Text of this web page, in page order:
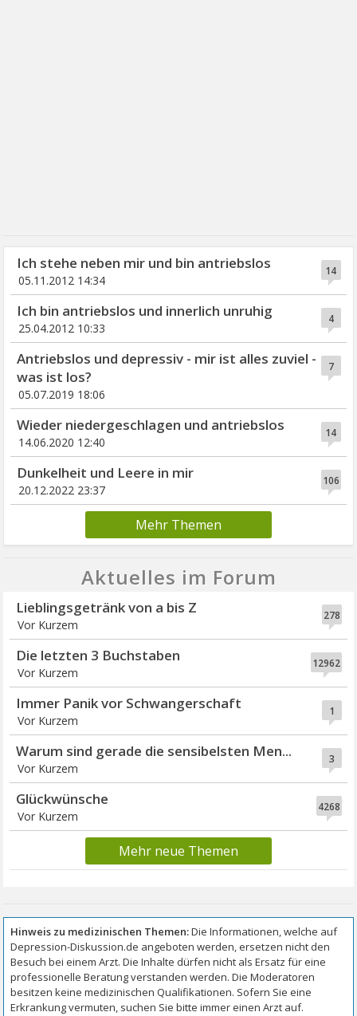
14
Ich stehe neben mir und bin antriebslos
05.11.2012 14:34
4
Ich bin antriebslos und innerlich unruhig
25.04.2012 10:33
7
Antriebslos und depressiv - mir ist alles zuviel -
was ist los?
05.07.2019 18:06
14
Wieder niedergeschlagen und antriebslos
14.06.2020 12:40
106
Dunkelheit und Leere in mir
20.12.2022 23:37
Mehr Themen
Aktuelles im Forum
278
Lieblingsgetränk von a bis Z
Vor Kurzem
12962
Die letzten 3 Buchstaben
Vor Kurzem
1
Immer Panik vor Schwangerschaft
Vor Kurzem
3
Warum sind gerade die sensibelsten Men...
Vor Kurzem
4268
Glückwünsche
Vor Kurzem
Mehr neue Themen